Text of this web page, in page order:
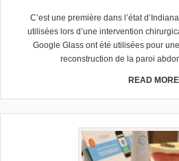
C’est une première dans l’état
utilisées lors d’une intervention
Google Glass ont été utilisées pour
reconstruction de la paroi
READ MORE